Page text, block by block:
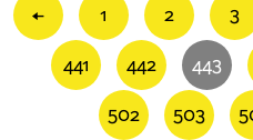
← 1 2 3
441 442 443
502 503